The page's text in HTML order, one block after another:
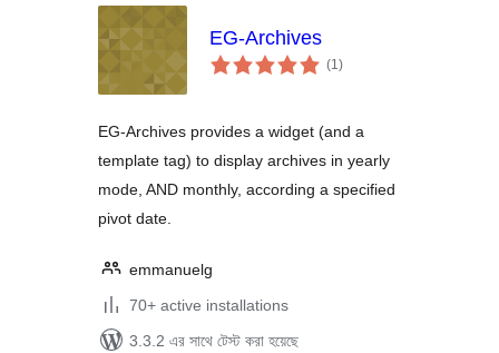
EG-Archives
(1total
ratings
)
EG-Archives provides a widget (and a
template tag) to display archives in yearly
mode, AND monthly, according a specified
pivot date.
emmanuelg
70+ active installations
3.3.2 এর সাথে টেস্ট করা হয়েছে